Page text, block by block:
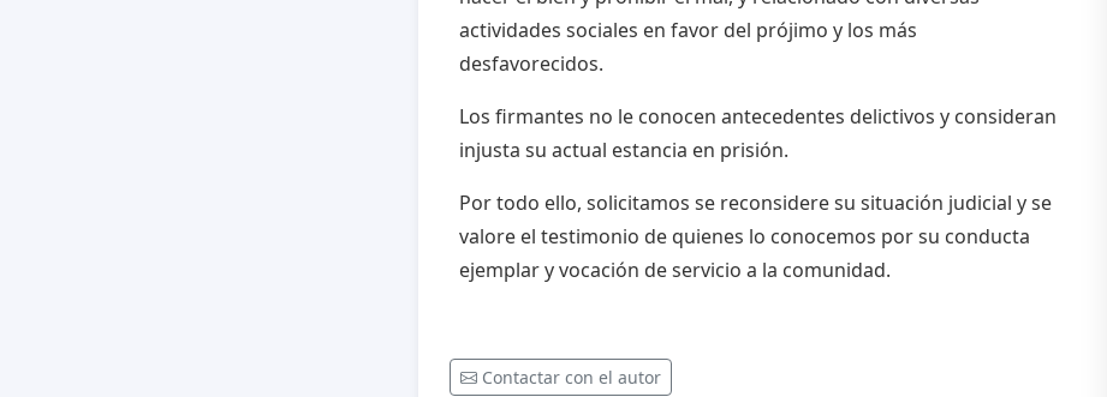
actividades sociales en favor del prójimo y los más
desfavorecidos.
Los firmantes no le conocen antecedentes delictivos y consideran
injusta su actual estancia en prisión.
Por todo ello, solicitamos se reconsidere su situación judicial y se
valore el testimonio de quienes lo conocemos por su conducta
ejemplar y vocación de servicio a la comunidad.
Contactar con el autor